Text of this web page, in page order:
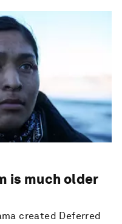
is much older
created Deferred